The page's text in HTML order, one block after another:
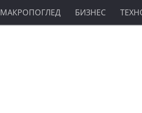
МАКРОПОГЛЕД БИЗНЕС